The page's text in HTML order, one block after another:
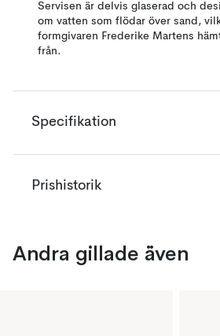
Servisen är delvis glaserad och
om vatten som flödar över sand,
formgivaren Frederike Martens
från.
Specifikation
Prishistorik
Andra gillade även